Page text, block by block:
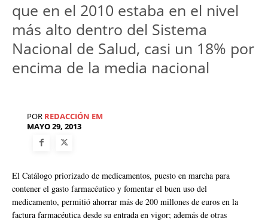
que en el 2010 estaba en el nivel
más alto dentro del Sistema
Nacional de Salud, casi un 18% por
encima de la media nacional
POR REDACCIÓN EM
MAYO 29, 2013
El Catálogo priorizado de medicamentos, puesto en marcha para
contener el gasto farmacéutico y fomentar el buen uso del
medicamento, permitió ahorrar más de 200 millones de euros en la
factura farmacéutica desde su entrada en vigor; además de otras